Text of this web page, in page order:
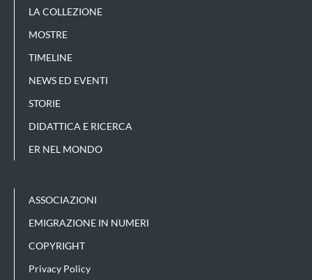
LA COLLEZIONE
MOSTRE
TIMELINE
NEWS ED EVENTI
STORIE
DIDATTICA E RICERCA
ER NEL MONDO
ASSOCIAZIONI
EMIGRAZIONE IN NUMERI
COPYRIGHT
Privacy Policy